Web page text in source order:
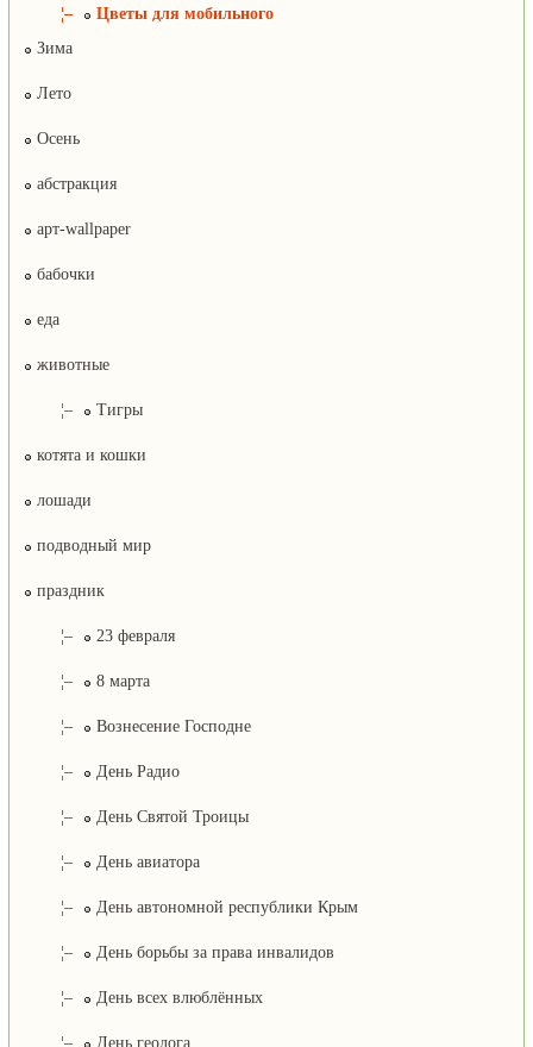
¦–
Цветы для мобильного
Зима
Лето
Осень
абстракция
арт-wallpaper
бабочки
еда
животные
¦– Тигры
котята и кошки
лошади
подводный мир
праздник
¦– 23 февраля
¦– 8 марта
¦– Вознесение Господне
¦– День Радио
¦– День Святой Троицы
¦– День авиатора
¦– День автономной республики Крым
¦– День борьбы за права инвалидов
¦– День всех влюблённых
¦– День геолога